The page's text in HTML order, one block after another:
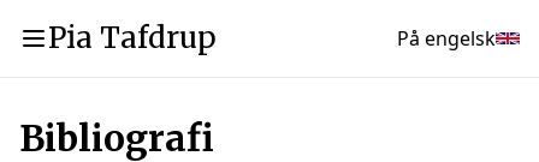
Pia Tafdrup På engelsk
Bibliografi